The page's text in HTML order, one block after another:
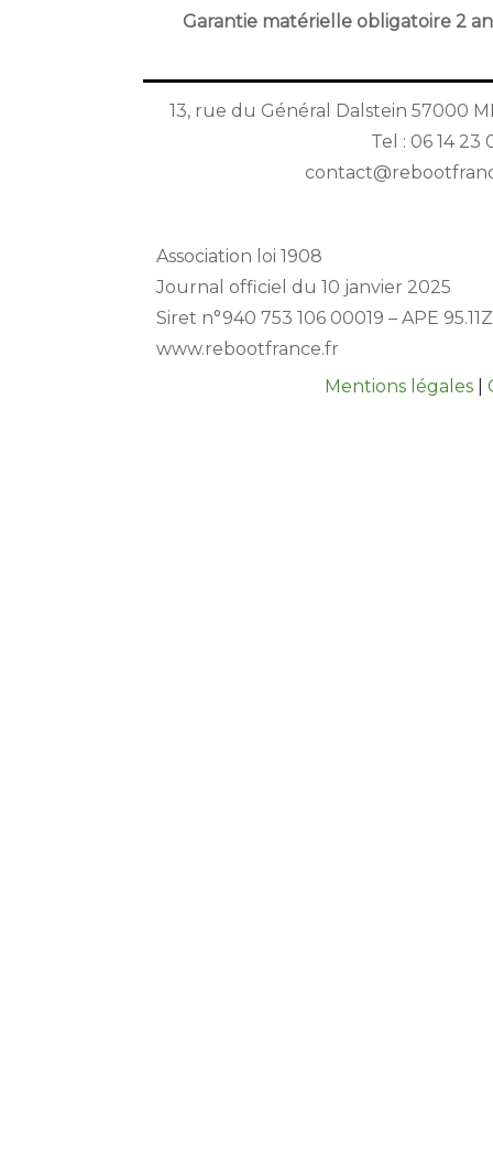
Garantie matérielle obligatoire 2
13, rue du Général Dalstein 57000
Tel : 06 14 23
Association loi 1908
Journal officiel du 10 janvier 2025
Siret n°940 753 106 00019 – APE 95.11Z
www.rebootfrance.fr
Mentions légales|